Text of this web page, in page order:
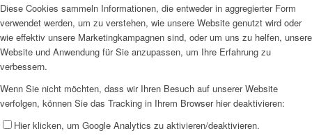
Diese Cookies sammeln Informationen, die entweder in aggregierter Form
verwendet werden, um zu verstehen, wie unsere Website genutzt wird oder
wie effektiv unsere Marketingkampagnen sind, oder um uns zu helfen, unsere
Website und Anwendung für Sie anzupassen, um Ihre Erfahrung zu
verbessern.
Wenn Sie nicht möchten, dass wir Ihren Besuch auf unserer Website
verfolgen, können Sie das Tracking in Ihrem Browser hier deaktivieren:
Hier klicken, um Google Analytics zu aktivieren/deaktivieren.